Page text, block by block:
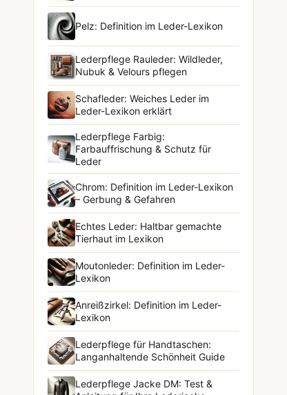
Pelz: Definition im Leder-Lexikon
Lederpflege Rauleder: Wildleder,
Nubuk & Velours pflegen
Schafleder: Weiches Leder im
Leder-Lexikon erklärt
Lederpflege Farbig:
Farbauffrischung & Schutz für
Leder
Chrom: Definition im Leder-Lexikon
– Gerbung & Gefahren
Echtes Leder: Haltbar gemachte
Tierhaut im Lexikon
Moutonleder: Definition im Leder-
Lexikon
Anreißzirkel: Definition im Leder-
Lexikon
Lederpflege für Handtaschen:
Langanhaltende Schönheit Guide
Lederpflege Jacke DM: Test &